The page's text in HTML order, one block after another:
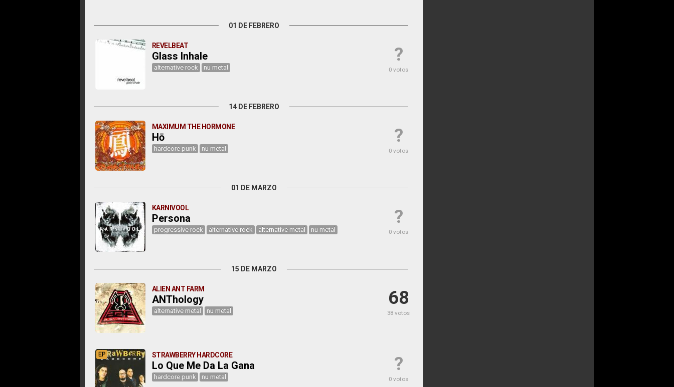
01 DE FEBRERO
?
0 votos
REVELBEAT
Glass Inhale
alternative rock nu metal
14 DE FEBRERO
?
0 votos
MAXIMUM THE HORMONE
Hō
hardcore punk nu metal
01 DE MARZO
?
0 votos
KARNIVOOL
Persona
progressive rock alternative rock alternative metal nu metal
15 DE MARZO
68
38 votos
ALIEN ANT FARM
ANThology
alternative metal nu metal
?
0 votos
EP STRAWBERRY HARDCORE
Lo Que Me Da La Gana
hardcore punk nu metal